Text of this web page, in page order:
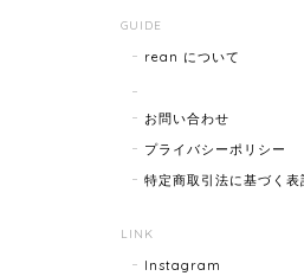
GUIDE
rean について
お問い合わせ
プライバシーポリシー
特定商取引法に基づく表
LINK
Instagram